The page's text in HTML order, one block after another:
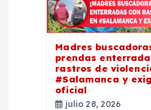
Madres
prendas
rastros de
#Salamanca y
oficial
julio 28, 2026